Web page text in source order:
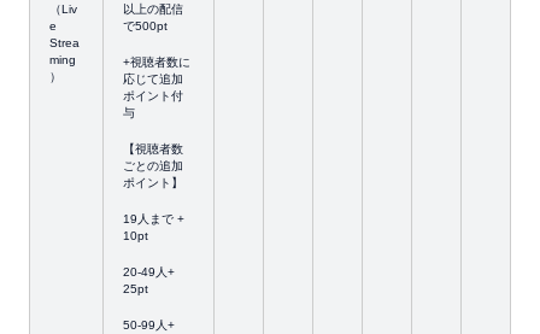
（Liv
e
Strea
ming
）
以上の配信
で500pt
+視聴者数に
応じて追加
ポイント付
与
【視聴者数
ごとの追加
ポイント】
19人まで +
10pt
20-49人+
25pt
50-99人+